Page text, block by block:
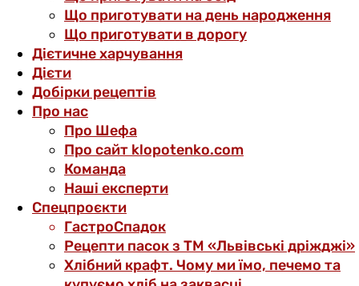
Що приготувати на день народження
Що приготувати в дорогу
Дієтичне харчування
Дієти
Добірки рецептів
Про нас
Про Шефа
Про сайт klopotenko.com
Команда
Наші експерти
Спецпроєкти
ГастроСпадок
Рецепти пасок з ТМ «Львівські дріжджі»
Хлібний крафт. Чому ми їмо, печемо та